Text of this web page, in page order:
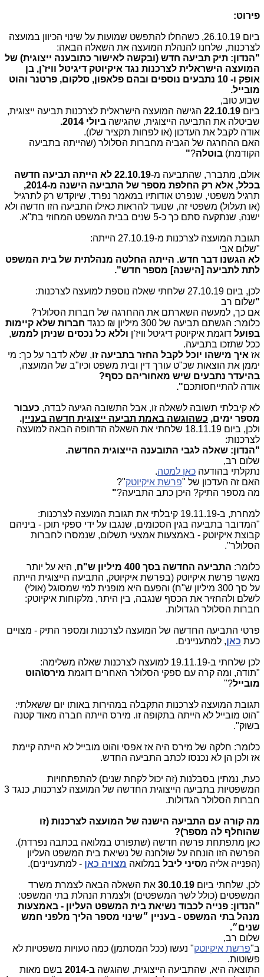
פירוט:
ביום 26.10.19, כשהחלו להתפשט שמועות על שינוי הכיוון במועצה
לצרכנות, שלחנו להנהלת המועצה את השאלה הבאה:
"הנדון: תיק תביעה חדש (ובקשה לאישור כתובענה ייצוגית) של
המועצה הישראלית לצרכנות נגד איקיוטק דיגיטל וויז’ן, בן
אופק ו- 10 נתבעים נוספים ובהם פלאפון, סלקום, פרטנר והוט
מובייל.
שבוע טוב,
ביום 22.10.19 הגישה המועצה הישראלית לצרכנות תביעה ייצוגית,
שביטלה את התביעה הייצוגית, שהגישה ביולי 2014.
אודה לקבל את העדכון (או לפחות תקציר שלו).
האם ההחרגה של הגביה מחברות הסלולר (שהייתה בתביעה
הקודמת) בוטלה?
"
אולם, מתברר, שהתביעה מ-22.10.19 לא הייתה תביעה חדשה
בכלל, אלא רק החלפת מספר של התביעה הישנה מ-2014,
תרגיל משפטי, שנפרט אודותיו במאמר נפרד, שיוקדש רק לתרגיל
(או תעלול) משפטי זה, שנועד להראות כאילו התביעה הזו חדשה ולא
ישנה, שנתקעה סתם כך כ-5 שנים בבית המשפט המחוזי בת"א.
תגובת המועצה לצרכנות מ-27.10.19 הייתה:
"שלום אבי
לא הגשנו דבר חדש. הייתה החלטה מנהלתית של בית המשפט
לתת לתביעה [הישנה] מספר חדש".
לכן, ביום 27.10.19 שלחתי שאלה נוספת למועצה לצרכנות:
"שלום רב
אם כך, למעשה השארתם את ההחרגה של חברות הסלולר?
כלומר: הגשתם תביעה של 300 מיליון ₪ כנגד
חברות שלא קיימות
בפועל דוגמת איקיוטק דיגיטל וויז’ן וללא כל נכסים שניתן לממש,
ככל שתזכו בתביעה.
אז איך מישהו יוכל לקבל החזר בתביעה זו, שלא לדבר על כך: מי
יממן את הוצאות שכ"ט עורך דין ובית משפט וכיו"ב של המועצה,
בהיעדר נתבעים שיש מאחוריהם כסף?
אודה להתייחסותכם".
לא קיבלתי תשובה לשאלה זו, אבל התשובה הגיעה לבדה, כעבור
מספר ימים, כשהוגשה באמת תביעה ייצוגית חדשה בעניין.
ולכן, ביום 18.11.19 שלחתי את השאלה הדחופה הבאה למועצה
לצרכנות:
"הנדון: שאלה לגבי התובענה הייצוגית החדשה.
שלום רב,
נתקלתי בהודעה כאן למטה.
האם זה העדכון של "פרשת איקיוטק"?
מה מספר התיק? היכן כתב התביעה?"
למחרת, ב-19.11.19 קיבלתי את תגובת המועצה לצרכנות:
"המדובר בתביעה בגין הסכומים, שנגבו על ידי ספקי תוכן - ביניהם
קבוצת איקיוטק - באמצעות אמצעי תשלום, שנמסרו לחברות
הסלולר".
כלומר: התביעה החדשה בסך 400 מיליון ש"ח
, היא על יותר
מאשר פרשת איקיוטק (בפרשת איקיוטק, התביעה הייצוגית הייתה
על סך 300 מיליון ש"ח) והפעם היא מופנית למי שמסוגל (אולי)
לשלם ולהחזיר את הכסף שנגבה, בין היתר, מלקוחות איקיוטק:
חברות הסלולר הגדולות.
פרטי התביעה החדשה של המועצה לצרכנות ומספר התיק - מצויים
כעת כאן, למתעניינים.
לכן שלחתי ב-19.11.19 למועצה לצרכנות שאלה משלימה:
"תודה, ומה קרה עם ספקי הסלולר האחרים דוגמת מירס\הוט
מובייל?"
תגובת המועצה לצרכנות התקבלה במהירות באותו יום ששאלתי:
"הוט מובייל לא הייתה בתקופה זו. מירס הייתה חברה מאוד קטנה
בשוק".
כלומר: חלקה של מירס היה אז אפסי והוט מובייל לא הייתה קיימת
אז ולכן הן לא נכנסו לכתב התביעה החדש.
כעת, נמתין בסבלנות (זה יכול לקחת שנים) להתפתחויות
המשפטיות בתביעה הייצוגית החדשה של המועצה לצרכנות, כנגד 3
חברות הסלולר הגדולות.
מה קורה עם התביעה הישנה של המועצה לצרכנות (זו
שהוחלף לה מספר)?
כאן מתפתחת פרשה חדשה (שתפורט במלואה בכתבה נפרדת).
הפרשה הזו הונחה על שולחנה של נשיאת בית המשפט העליון
(הפנייה אליה מסיני ליבל במלואה מצויה כאן - למתעניינים).
לכן, שלחתי ביום 30.10.19 את השאלה הבאה לצמרת משרד
המשפטים (כולל לשר המשפטים) ולצמרת הנהלת בתי המשפט:
"הנדון: פנייה לכבוד נשיאת בית המשפט העליון - באמצעות
מנהל בתי המשפט - בעניין ״שינוי מספר הליך מלפני חמש
שנים״.
שלום רב,
ב"פרשת איקיוטק" נעשו (ככל המסתמן) כמה טעויות משפטיות לא
פשוטות.
התוצאה היא, שהתביעה הייצוגית, שהוגשה ב-2014
בשם מאות